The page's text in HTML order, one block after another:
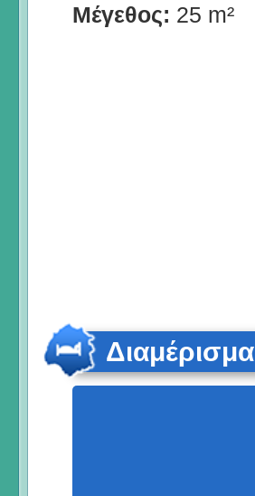
Μέγεθος: 25 m²
Διαμέρισμα